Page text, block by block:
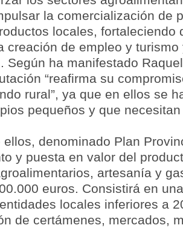
la comercialización de
locales, fortaleciendo
creación de empleo y
Según ha manifestado
“reafirma su
rural”, ya que en ellos se
pequeños y que
ellos, denominado Plan
y puesta en valor del
artesanía y
euros. Consistirá en
locales inferiores a
de certámenes, mercados,